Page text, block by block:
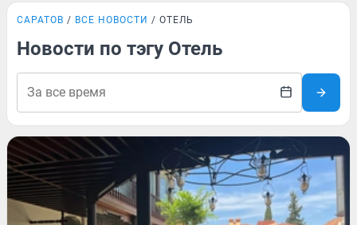
САРАТОВ ВСЕ НОВОСТИ ОТЕЛЬ
Новости по тэгу Отель